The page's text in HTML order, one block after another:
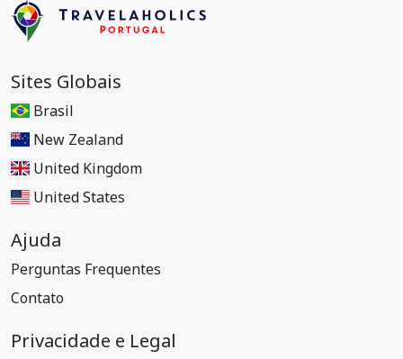
Sites Globais
Brasil
New Zealand
United Kingdom
United States
Ajuda
Perguntas Frequentes
Contato
Privacidade e Legal